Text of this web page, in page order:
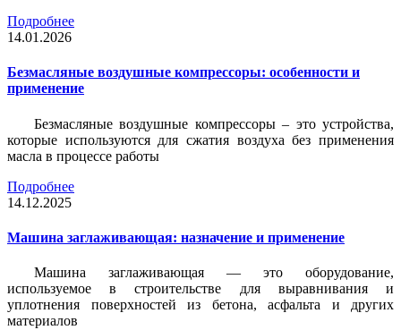
Подробнее
14.01.2026
Безмасляные воздушные компрессоры: особенности и
применение
Безмасляные воздушные компрессоры – это устройства,
которые используются для сжатия воздуха без применения
масла в процессе работы
Подробнее
14.12.2025
Машина заглаживающая: назначение и применение
Машина заглаживающая — это оборудование,
используемое в строительстве для выравнивания и
уплотнения поверхностей из бетона, асфальта и других
материалов